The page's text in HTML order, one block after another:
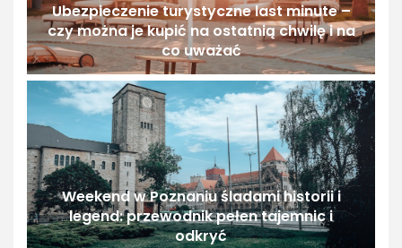
Ubezpieczenie turystyczne last minute –
czy można je kupić na ostatnią chwilę i na
co uważać
Weekend w Poznaniu śladami historii i
legend: przewodnik pełen tajemnic i
odkryć